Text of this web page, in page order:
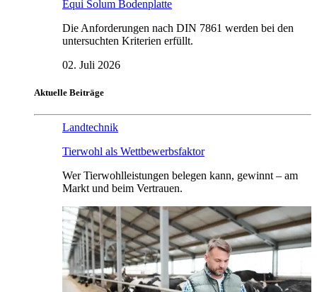
Equi Solum Bodenplatte
Die Anforderungen nach DIN 7861 werden bei den
untersuchten Kriterien erfüllt.
02. Juli 2026
Aktuelle Beiträge
Landtechnik
Tierwohl als Wettbewerbsfaktor
Wer Tierwohlleistungen belegen kann, gewinnt – am
Markt und beim Vertrauen.